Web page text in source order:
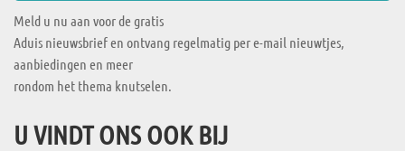
Meld u nu aan voor de gratis
Aduis nieuwsbrief en ontvang regelmatig per e-mail nieuwtjes,
aanbiedingen en meer
rondom het thema knutselen.
U VINDT ONS OOK BIJ